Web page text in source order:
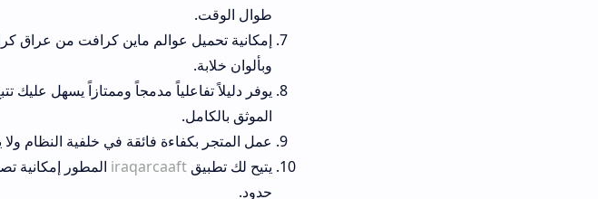
إمكانية تحميل عوالم ماين كرافت من عراق كرافت وجلب
عمل المتجر بكفاءة فائقة في خلفية النظام ولا يتسبب في
يتيح لك تطبيقiraqarcaaftالمطور إمكانية تصميم وتعديل